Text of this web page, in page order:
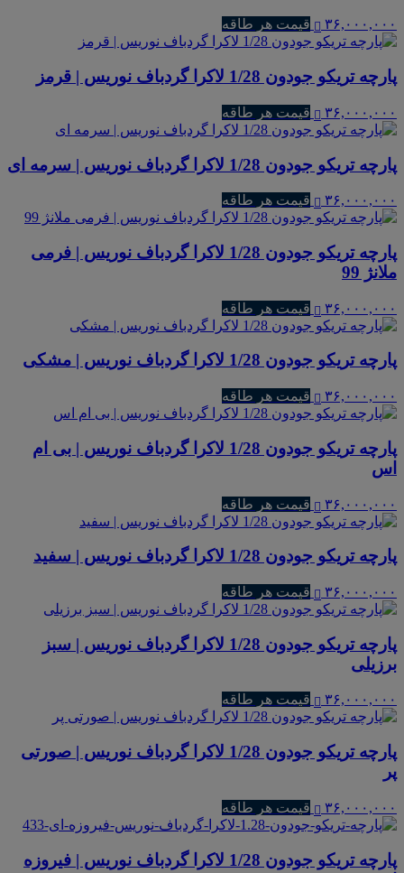
۳۶,۰۰۰,۰۰۰ قیمت هر طاقه
پارچه تریکو جودون 1/28 لاکرا گردباف نوریس | قرمز
۳۶,۰۰۰,۰۰۰ قیمت هر طاقه
پارچه تریکو جودون 1/28 لاکرا گردباف نوریس | سرمه ای
۳۶,۰۰۰,۰۰۰ قیمت هر طاقه
پارچه تریکو جودون 1/28 لاکرا گردباف نوریس | فرمی
ملانژ 99
۳۶,۰۰۰,۰۰۰ قیمت هر طاقه
پارچه تریکو جودون 1/28 لاکرا گردباف نوریس | مشکی
۳۶,۰۰۰,۰۰۰ قیمت هر طاقه
پارچه تریکو جودون 1/28 لاکرا گردباف نوریس | بی ام
اس
۳۶,۰۰۰,۰۰۰ قیمت هر طاقه
پارچه تریکو جودون 1/28 لاکرا گردباف نوریس | سفید
۳۶,۰۰۰,۰۰۰ قیمت هر طاقه
پارچه تریکو جودون 1/28 لاکرا گردباف نوریس | سبز
برزیلی
۳۶,۰۰۰,۰۰۰ قیمت هر طاقه
پارچه تریکو جودون 1/28 لاکرا گردباف نوریس | صورتی
پر
۳۶,۰۰۰,۰۰۰ قیمت هر طاقه
پارچه تریکو جودون 1/28 لاکرا گردباف نوریس | فیروزه